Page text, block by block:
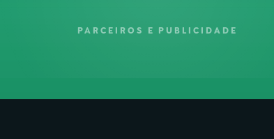
PARCEIROS E PUBLICIDADE